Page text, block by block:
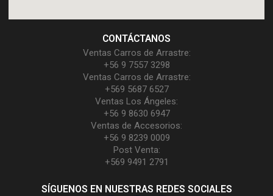
CONTÁCTANOS
Ventas Carros de Arrastre:
+56 9 7557 3298
Ventas Carros de Arrastre:
+569 5687 6527
Ventas Los Ángeles:
+56 9 8630 6947
Ventas de Accesorios:
+56 9 8239 0009
Post Venta:
+569 9491 2791
SÍGUENOS EN NUESTRAS REDES SOCIALES